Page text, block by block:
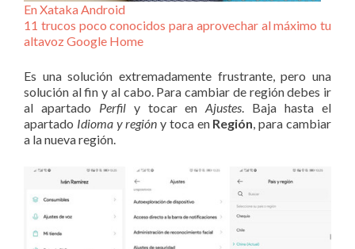
En Xataka Android
11 trucos poco conocidos para aprovechar al máximo tu
altavoz Google Home
Es una solución extremadamente frustrante, pero una
solución al fin y al cabo. Para cambiar de región debes ir
al apartado Perfily tocar enAjustes . Baja hasta el
apartado Idioma y región y toca en Región , para cambiar
a la nueva región.